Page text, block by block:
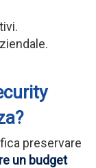
preservare
un budget